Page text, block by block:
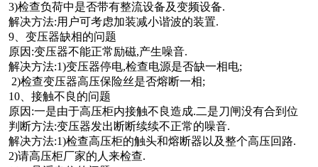
3)检查负荷中是否带有整流设备及变频设备.
解决方法:用户可考虑加装减小谐波的装置.
9、变压器缺相的问题
原因:变压器不能正常励磁,产生噪音.
解决方法:1)变压器停电,检查电源是否缺一相电;
2)检查变压器高压保险丝是否熔断一相;
10、接触不良的问题
原因:一是由于高压柜内接触不良造成.二是刀闸没有合到位
判断方法:变压器发出断断续续不正常的噪音.
解决方法:1)检查高压柜的触头和熔断器以及整个高压回路.
2)请高压柜厂家的人来检查.